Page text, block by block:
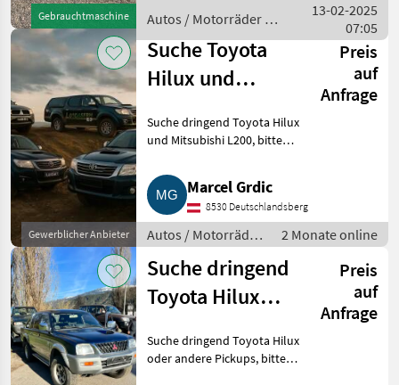
KATEGORIE
WÄHLEN
PKW / LKW / Moped
10
Landtechnik
2
MARKTPLATZ
Marktplatz Händlerangebote
Gebrauchtmaschine
4164 cm³, 150 kW, 5
Autos / Motorräder /
Toyota
13-02-2025
07:05
Gewerblicher Anbieter
Suche Toyota
Hilux und
Preis
auf
Anfrage
Suche dringend Toyota Hilux
und Mitsubishi L200, bitte
Kilometerstand, Zustand,
Modell unwichtig, alle Marken,
auch unfallbeschädigt, Mo
Marcel Grdic
8530 Deutschlandsberg
Autos / Motorräder
/ Geländewagen
2 Monate online
Suche dringend
Toyota Hilux
Pickups
Preis
auf
Anfrage
Suche dringend Toyota Hilux
oder andere Pickups, bitte